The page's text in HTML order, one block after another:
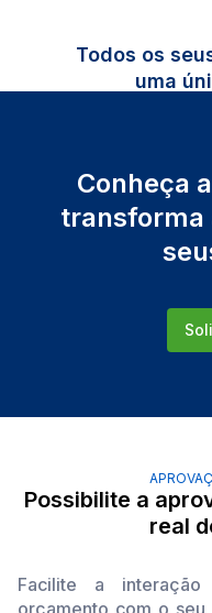
Todos os
uma
Conheça
transforma
Possibilite a
real
Facilite a